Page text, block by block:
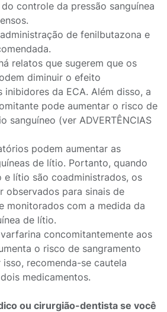
controle da pressão sanguínea
de fenilbutazona e
relatos que sugerem que os
diminuir o efeito
da ECA. Além disso, a
pode aumentar o risco de
sanguíneo (ver ADVERTÊNCIAS
podem aumentar as
de lítio. Portanto, quando
e lítio são coadministrados, os
observados para sinais de
monitorados com a medida da
de lítio.
concomitantemente aos
o risco de sangramento
recomenda-se cautela
medicamentos.
ou cirurgião-dentista se você